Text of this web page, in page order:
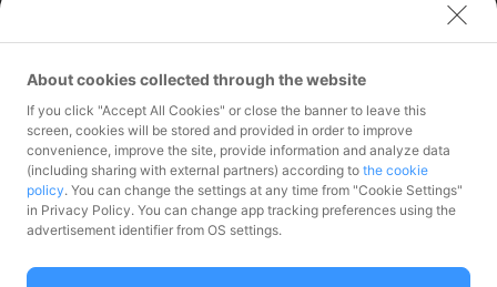
PayPay SC株式会社
会社
お問い合わせ
加盟店様専用お問い合わ
報道関係者様専用お問い
株主・投資家様専用お問
About cookies collected through the website
If you click "Accept All Cookies" or close the banner to leave this
screen, cookies will be stored and provided in order to improve
convenience, improve the site, provide information and analyze data
(including sharing with external partners) according to the cookie
policy. You can change the settings at any time from "Cookie Settings"
in Privacy Policy. You can change app tracking preferences using the
advertisement identifier from OS settings.